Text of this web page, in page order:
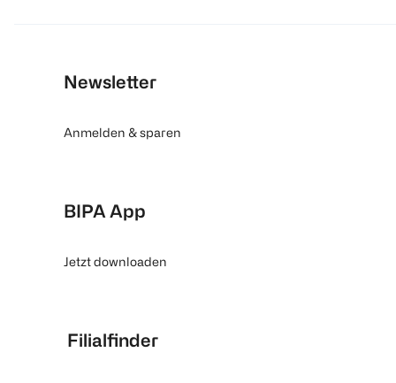
Newsletter
Anmelden & sparen
BIPA App
Jetzt downloaden
Filialfinder